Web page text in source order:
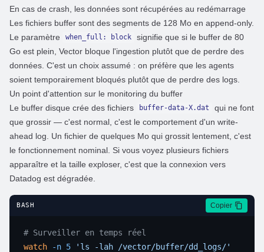
En cas de crash, les données sont récupérées au redémarrage
Les fichiers buffer sont des segments de 128 Mo en append-only.
Le paramètre
when_full: block
signifie que si le buffer de 80
Go est plein, Vector bloque l'ingestion plutôt que de perdre des
données. C'est un choix assumé : on préfère que les agents
soient temporairement bloqués plutôt que de perdre des logs.
Un point d'attention sur le monitoring du buffer
Le buffer disque crée des fichiers
buffer-data-X.dat
qui ne font
que grossir — c'est normal, c'est le comportement d'un write-
ahead log. Un fichier de quelques Mo qui grossit lentement, c'est
le fonctionnement nominal. Si vous voyez plusieurs fichiers
apparaître et la taille exploser, c'est que la connexion vers
Datadog est dégradée.
BASH Copier
watch -n 5